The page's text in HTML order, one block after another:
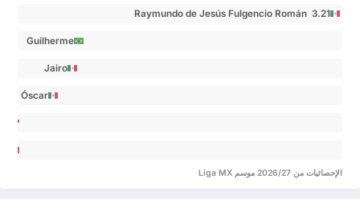
Raymundo de Jesús Fulgencio Román 3.21
Guilherme
Jairo
Torres 0.62
Óscar
Gatica 0.43
الإحصائيات من 2026/27 موسم Liga MX